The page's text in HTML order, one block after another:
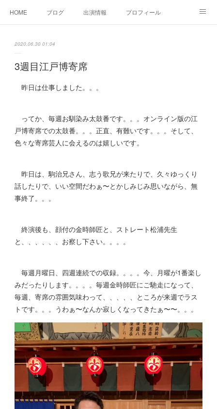
HOME ブログ 出演情報 プロフィール
2020.06.30 01:04
3週目江戸博寄席
昨日は仕事しました。。。
ってか、毎週お馴染み太鼓番です。。。オンライン版の江
戸博寄席での太鼓番。。。正直、有難いです。。。そして、
色々な寄席芸人に会えるのは嬉しいです。
昨日は、駒治兄さん、志う歌兄が来たりで、久々ゆっくり
話したりで、いい空間だわぁ〜とかしみじみ思いながら、無
事終了。。。
終演後も、顔付の金時師匠と、ストレート松浦先生
と、、、、、、お察し下さい。。。。
毎週月曜日、四週連続での収録。。。。今、月曜が1番楽し
みだったりします。。。。毎週金時師匠にご馳走になって、
毎週、寄席の雰囲気味わって、、、、、ところが来週でラス
トです。。。うわぁ〜なんか寂しくなってきたぁ〜〜。。。